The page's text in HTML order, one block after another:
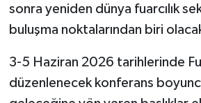
sonra yeniden dünya fuarcılık
buluşma noktalarından biri
3-5 Haziran 2026 tarihlerinde
düzenlenecek konferans